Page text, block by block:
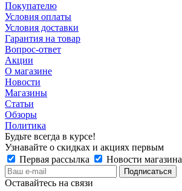
Покупателю
Условия оплаты
Условия доставки
Гарантия на товар
Вопрос-ответ
Акции
О магазине
Новости
Магазины
Статьи
Обзоры
Политика
Будьте всегда в курсе!
Узнавайте о скидках и акциях первым
Первая рассылка
Новости магазина
Оставайтесь на связи